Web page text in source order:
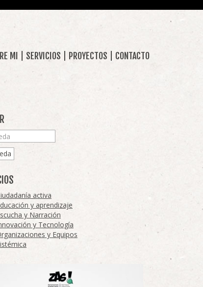
MI SERVICIOS PROYECTOS CONTACTO
activa
y aprendizaje
y Narración
y Tecnología
y Equipos